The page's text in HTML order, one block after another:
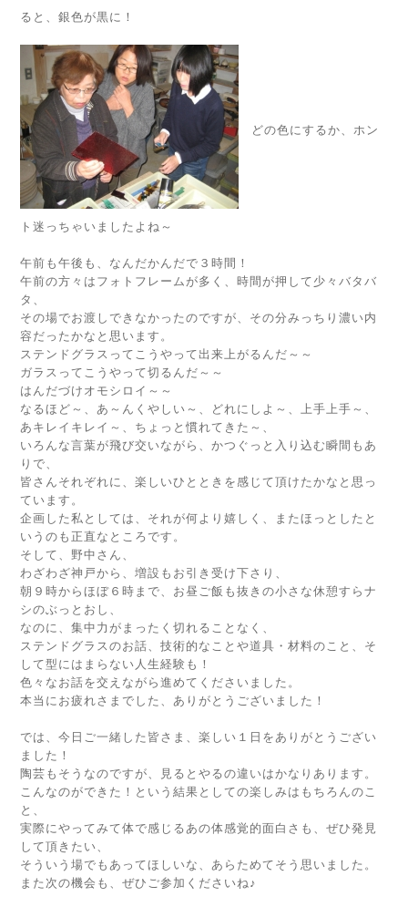
ると、銀色が黒に！
どの色にするか、ホン
ト迷っちゃいましたよね～
午前も午後も、なんだかんだで３時間！
午前の方々はフォトフレームが多く、時間が押して少々バタバ
タ、
その場でお渡しできなかったのですが、その分みっちり濃い内
容だったかなと思います。
ステンドグラスってこうやって出来上がるんだ～～
ガラスってこうやって切るんだ～～
はんだづけオモシロイ～～
なるほど～、あ～んくやしい～、どれにしよ～、上手上手～、
あキレイキレイ～、ちょっと慣れてきた～、
いろんな言葉が飛び交いながら、かつぐっと入り込む瞬間もあ
りで、
皆さんそれぞれに、楽しいひとときを感じて頂けたかなと思っ
ています。
企画した私としては、それが何より嬉しく、またほっとしたと
いうのも正直なところです。
そして、野中さん、
わざわざ神戸から、増設もお引き受け下さり、
朝９時からほぼ６時まで、お昼ご飯も抜きの小さな休憩すらナ
シのぶっとおし、
なのに、集中力がまったく切れることなく、
ステンドグラスのお話、技術的なことや道具・材料のこと、そ
して型にはまらない人生経験も！
色々なお話を交えながら進めてくださいました。
本当にお疲れさまでした、ありがとうございました！
では、今日ご一緒した皆さま、楽しい１日をありがとうござい
ました！
陶芸もそうなのですが、見るとやるの違いはかなりあります。
こんなのができた！という結果としての楽しみはもちろんのこ
と、
実際にやってみて体で感じるあの体感覚的面白さも、ぜひ発見
して頂きたい、
そういう場でもあってほしいな、あらためてそう思いました。
また次の機会も、ぜひご参加くださいね♪